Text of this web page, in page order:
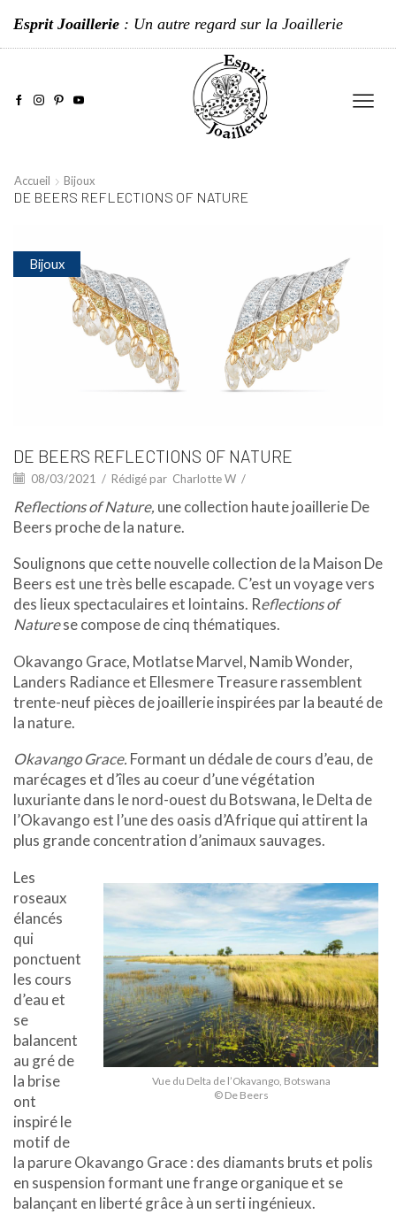
Esprit Joaillerie : Un autre regard sur la Joaillerie
Accueil Bijoux
DE BEERS REFLECTIONS OF NATURE
Bijoux
DE BEERS REFLECTIONS OF NATURE
08/03/2021 / Rédigé par Charlotte W /
Reflections of Nature, une collection haute joaillerie De
Beers proche de la nature.
Soulignons que cette nouvelle collection de la Maison De
Beers est une très belle escapade. C’est un voyage vers
des lieux spectaculaires et lointains. Reflections of
Naturese compose de cinq thématiques.
Okavango Grace, Motlatse Marvel, Namib Wonder,
Landers Radiance et Ellesmere Treasure rassemblent
trente-neuf pièces de joaillerie inspirées par la beauté de
la nature.
Okavango Grace. Formant un dédale de cours d’eau, de
marécages et d’îles au coeur d’une végétation
luxuriante dans le nord-ouest du Botswana, le Delta de
l’Okavango est l’une des oasis d’Afrique qui attirent la
plus grande concentration d’animaux sauvages.
Vue du Delta de l’Okavango, Botswana
© De Beers
Les
roseaux
élancés
qui
ponctuent
les cours
d’eau et
se
balancent
au gré de
la brise
ont
inspiré le
motif de
la parure Okavango Grace : des diamants bruts et polis
en suspension formant une frange organique et se
balançant en liberté grâce à un serti ingénieux.